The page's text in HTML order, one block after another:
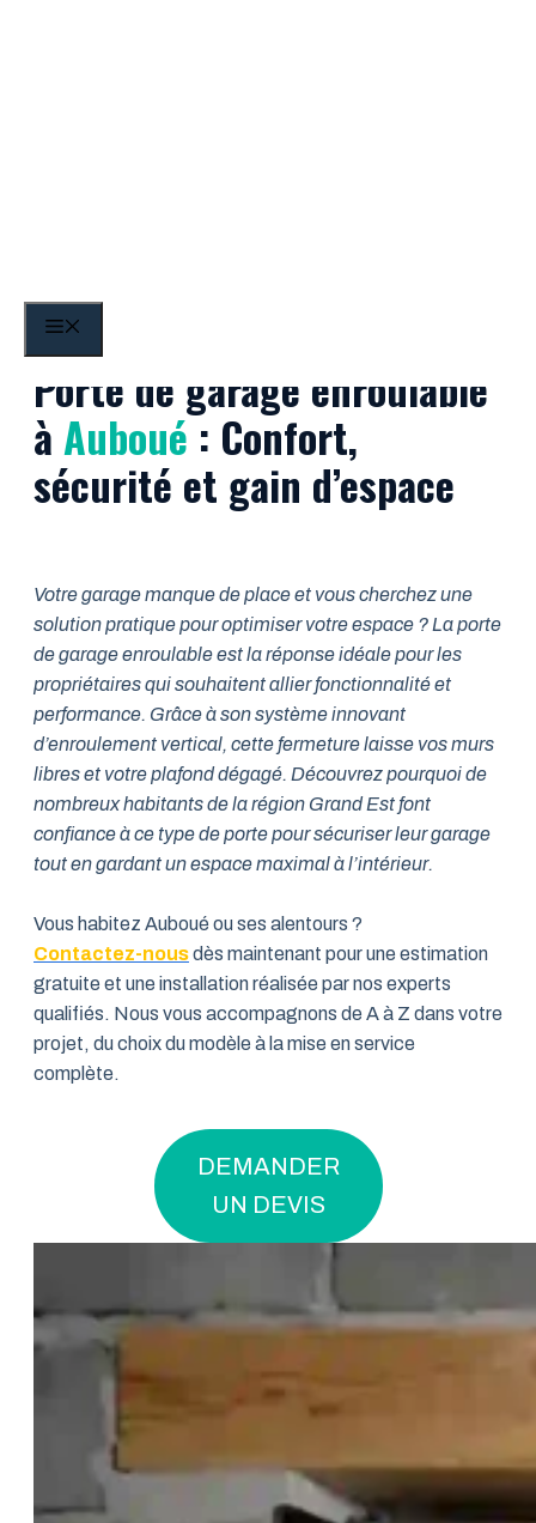
Porte de garage enroulable
à Auboué: Confort,
sécurité et gain d’espace
Votre garage manque de place et vous cherchez une
solution pratique pour optimiser votre espace ? La porte
de garage enroulable est la réponse idéale pour les
propriétaires qui souhaitent allier fonctionnalité et
performance. Grâce à son système innovant
d’enroulement vertical, cette fermeture laisse vos murs
libres et votre plafond dégagé. Découvrez pourquoi de
nombreux habitants de la région Grand Est font
confiance à ce type de porte pour sécuriser leur garage
tout en gardant un espace maximal à l’intérieur.
Vous habitez Auboué ou ses alentours ?
Contactez-nousdès maintenant pour une estimation
gratuite et une installation réalisée par nos experts
qualifiés. Nous vous accompagnons de A à Z dans votre
projet, du choix du modèle à la mise en service
complète.
DEMANDER
UN DEVIS